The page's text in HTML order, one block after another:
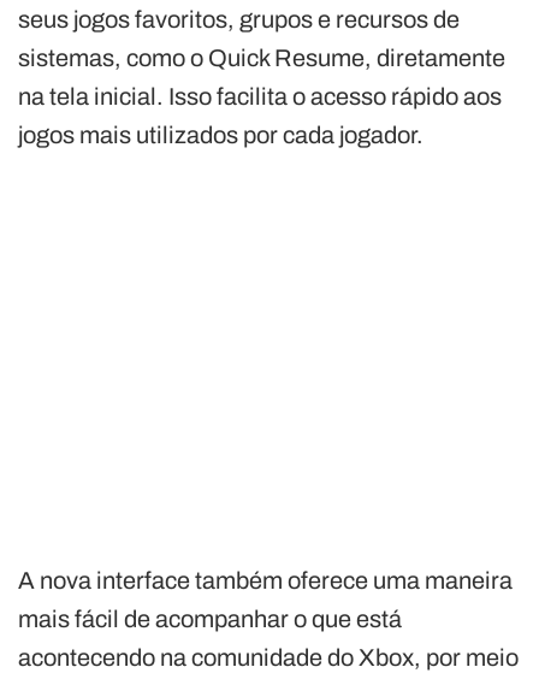
seus jogos favoritos, grupos e recursos de
sistemas, como o Quick Resume, diretamente
na tela inicial. Isso facilita o acesso rápido aos
jogos mais utilizados por cada jogador.
A nova interface também oferece uma maneira
mais fácil de acompanhar o que está
acontecendo na comunidade do Xbox, por meio